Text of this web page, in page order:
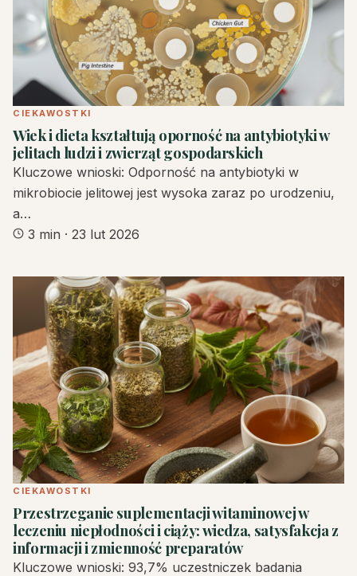
CIEKAWOSTKI
Wiek i dieta kształtują oporność na antybiotyki w
jelitach ludzi i zwierząt gospodarskich
Kluczowe wnioski: Odporność na antybiotyki w
mikrobiocie jelitowej jest wysoka zaraz po urodzeniu,
a…
3 min · 23 lut 2026
CIEKAWOSTKI
Przestrzeganie suplementacji witaminowej w
leczeniu niepłodności i ciąży: wiedza, satysfakcja z
informacji i zmienność preparatów
Kluczowe wnioski: 93,7% uczestniczek badania